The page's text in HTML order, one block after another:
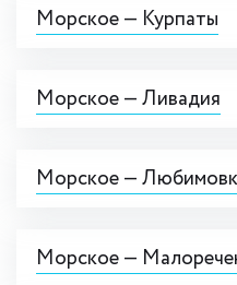
Морское — Курпаты
Морское — Ливадия
Морское —
Морское —